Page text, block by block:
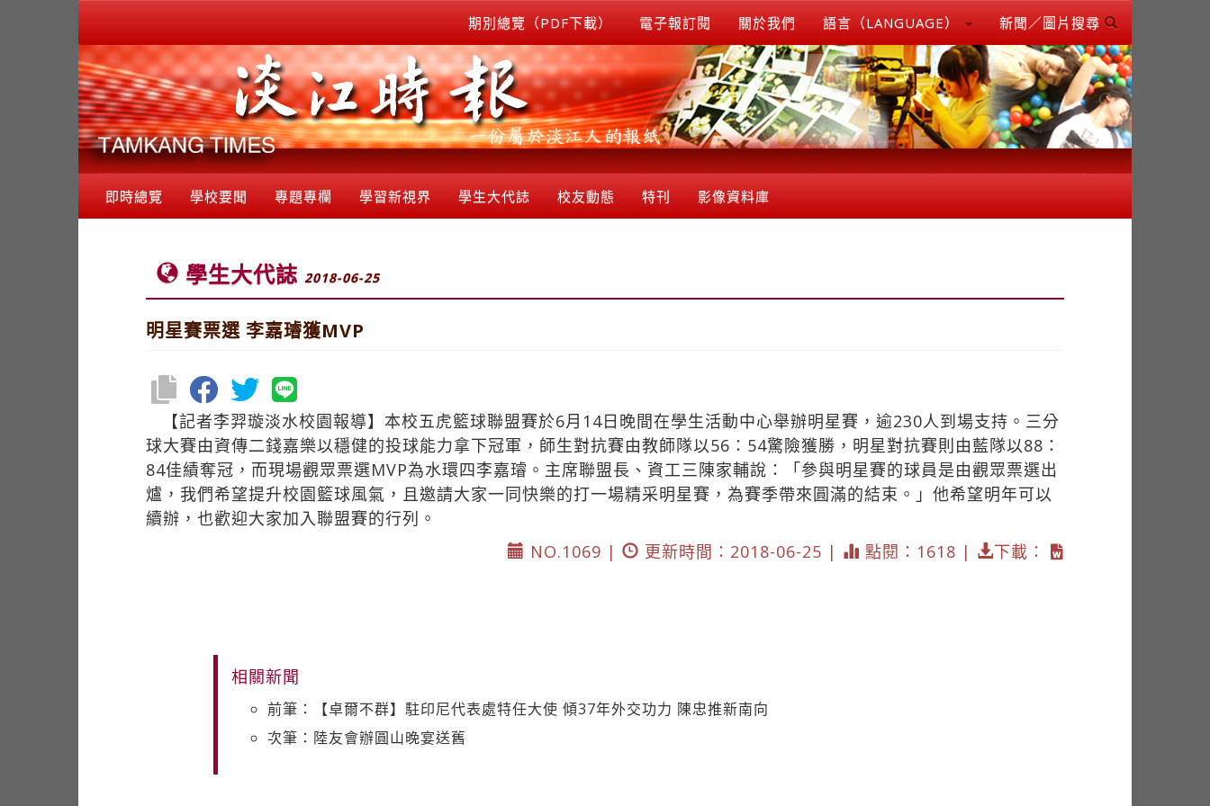
期別總覽（PDF下載） 電子報訂閱 關於我們 語言（LANGUAGE） 新聞／圖片搜尋
即時總覽 學校要聞 專題專欄 學習新視界 學生大代誌 校友動態 特刊 影像資料庫
學生大代誌 2018-06-25
明星賽票選 李嘉璿獲MVP
【記者李羿璇淡水校園報導】本校五虎籃球聯盟賽於6月14日晚間在學生活動中心舉辦明星賽，逾230人到場支持。三分
球大賽由資傳二錢嘉樂以穩健的投球能力拿下冠軍，師生對抗賽由教師隊以56：54驚險獲勝，明星對抗賽則由藍隊以88：
84佳績奪冠，而現場觀眾票選MVP為水環四李嘉璿。主席聯盟長、資工三陳家輔說：「參與明星賽的球員是由觀眾票選出
爐，我們希望提升校園籃球風氣，且邀請大家一同快樂的打一場精采明星賽，為賽季帶來圓滿的結束。」他希望明年可以
續辦，也歡迎大家加入聯盟賽的行列。
NO.1069 |
更新時間：2018-06-25 | 點閱：1618 | 下載：
相關新聞
前筆：【卓爾不群】駐印尼代表處特任大使 傾37年外交功力 陳忠推新南向
次筆：陸友會辦圓山晚宴送舊